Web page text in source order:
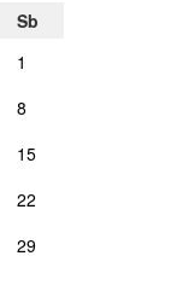
Sb
1
8
15
22
29